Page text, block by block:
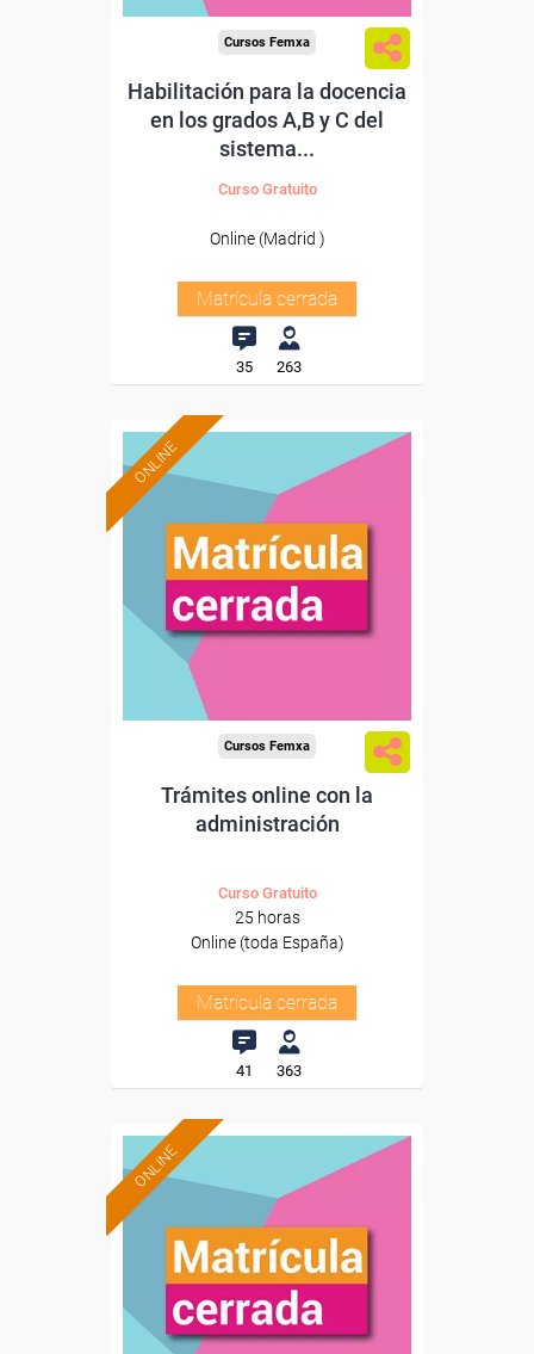
Cursos Femxa
Habilitación para la docencia
en los grados A,B y C del
sistema...
Curso Gratuito
Online (Madrid )
Matrícula cerrada
35 263
ONLINE
Cursos Femxa
Trámites online con la
administración
Curso Gratuito
25 horas
Online (toda España)
Matrícula cerrada
41 363
ONLINE